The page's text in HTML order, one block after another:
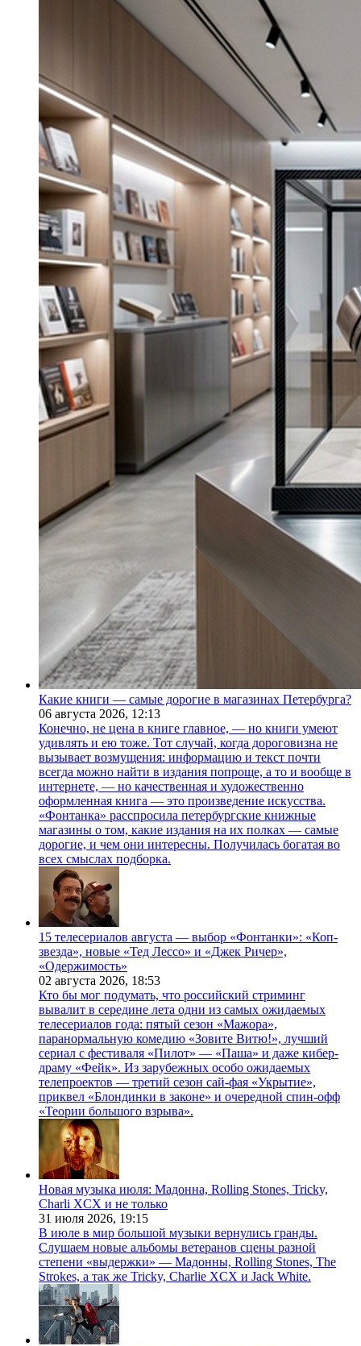
Какие книги — самые дорогие в магазинах Петербурга?
06 августа 2026, 12:13
Конечно, не цена в книге главное, — но книги умеют
удивлять и ею тоже. Тот случай, когда дороговизна не
вызывает возмущения: информацию и текст почти
всегда можно найти в издания попроще, а то и вообще в
интернете, — но качественная и художественно
оформленная книга — это произведение искусства.
«Фонтанка» расспросила петербургские книжные
магазины о том, какие издания на их полках — самые
дорогие, и чем они интересны. Получилась богатая во
всех смыслах подборка.
15 телесериалов августа — выбор «Фонтанки»: «Коп-
звезда», новые «Тед Лессо» и «Джек Ричер»,
«Одержимость»
02 августа 2026, 18:53
Кто бы мог подумать, что российский стриминг
вывалит в середине лета одни из самых ожидаемых
телесериалов года: пятый сезон «Мажора»,
паранормальную комедию «Зовите Витю!», лучший
сериал с фестиваля «Пилот» — «Паша» и даже кибер-
драму «Фейк». Из зарубежных особо ожидаемых
телепроектов — третий сезон сай-фая «Укрытие»,
приквел «Блондинки в законе» и очередной спин-офф
«Теории большого взрыва».
Новая музыка июля: Мадонна, Rolling Stones, Tricky,
Charli XCX и не только
31 июля 2026, 19:15
В июле в мир большой музыки вернулись гранды.
Слушаем новые альбомы ветеранов сцены разной
степени «выдержки» — Мадонны, Rolling Stones, The
Strokes, а так же Tricky, Charlie XCX и Jack White.